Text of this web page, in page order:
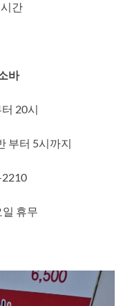
간
바
20시
부터 5시까지
2210
휴무